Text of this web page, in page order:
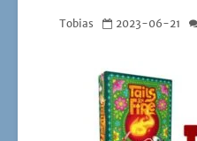
Tobias 2023-06-21